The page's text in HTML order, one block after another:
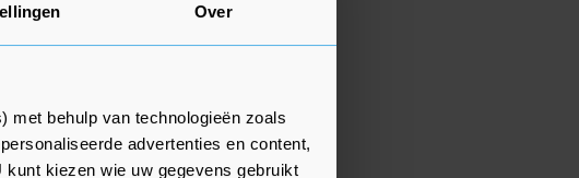
Over
met behulp van technologieën zoals
advertenties en content,
kiezen wie uw gegevens gebruikt